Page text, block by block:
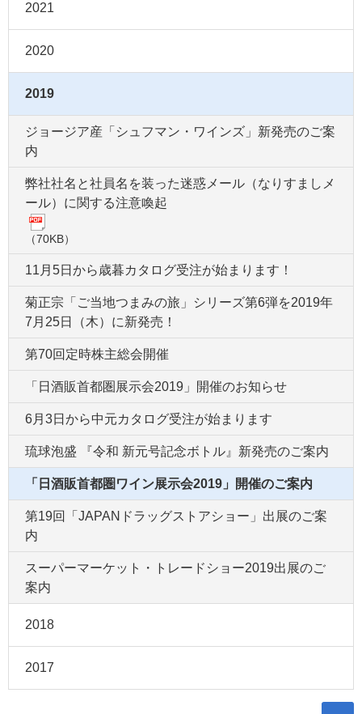
2021
2020
2019
ジョージア産「シュフマン・ワインズ」新発売のご案
内
弊社社名と社員名を装った迷惑メール（なりすましメ
ール）に関する注意喚起
（70KB）
11月5日から歳暮カタログ受注が始まります！
菊正宗「ご当地つまみの旅」シリーズ第6弾を2019年
7月25日（木）に新発売！
第70回定時株主総会開催
「日酒販首都圏展示会2019」開催のお知らせ
6月3日から中元カタログ受注が始まります
琉球泡盛 『令和 新元号記念ボトル』新発売のご案内
「日酒販首都圏ワイン展示会2019」開催のご案内
第19回「JAPANドラッグストアショー」出展のご案
内
スーパーマーケット・トレードショー2019出展のご
案内
2018
2017